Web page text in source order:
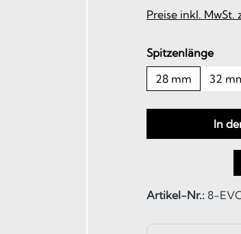
Preise inkl. MwSt.
Spitzenlänge
28 mm
32
In
Artikel-Nr.: 8-